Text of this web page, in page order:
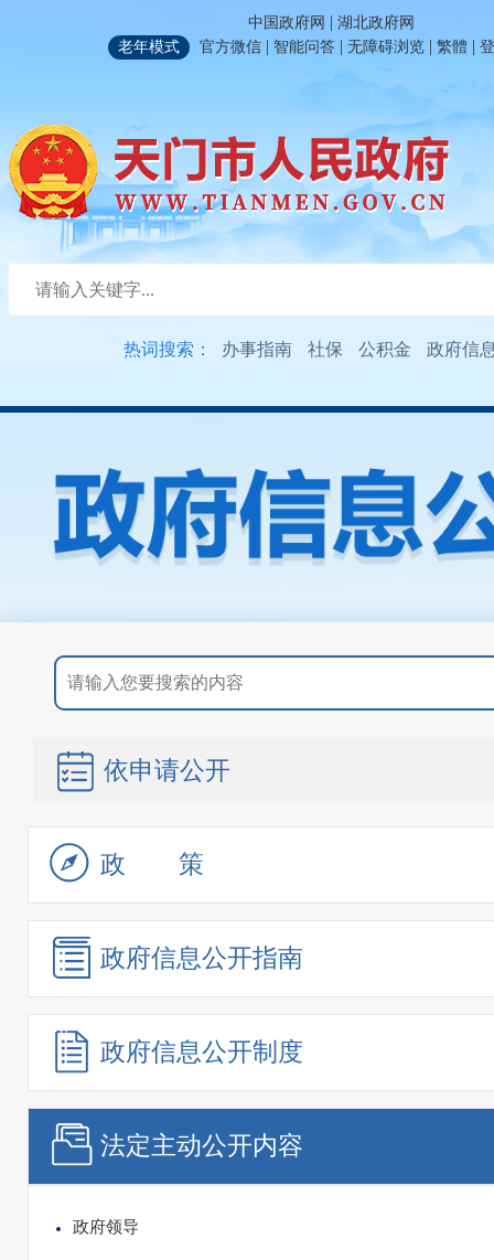
中国政府网 | 湖北政府网
老年模式
官方微信 | 智能问答 | 无障碍浏览 | 繁體 |
热词搜索： 办事指南 社保 公积金 政府信
依申请公开
政策
政府信息公开指南
政府信息公开制度
法定主动公开内容
政府领导